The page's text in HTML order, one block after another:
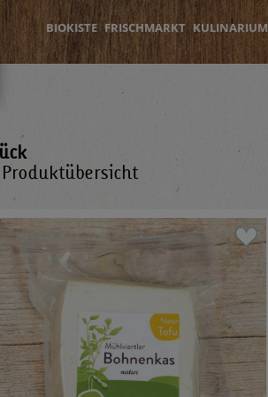
BIOKISTE FRISCHMARKT KULINARIUM